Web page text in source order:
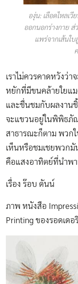
องุ่น: เลือดไหลเวี
ออกนอกร่างกาย ส่
แพร่จากเส้นใบ
เราไม่ควรคาดหวังว่
หยักที่มีขนคล้ายใยแม
และชื่นชมกับผลงาน
จะแขวนอยู่ในพิพิธภั
สาธารณะก็ตาม พวกใ
เห็นหรือชมเชยพวกมั
คือแสงอาทิตย์ที่นำพา
เรื่อง ร๊อบ ดันน์
ภาพ หนังสือ
Printing ของรอดเดอ